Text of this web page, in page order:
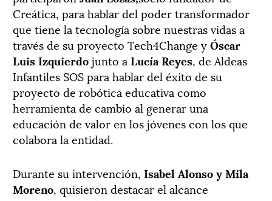
Creática, para hablar del poder transformador
que tiene la tecnología sobre nuestras vidas a
través de su proyecto Tech4Change yÓscar
Luis Izquierdojunto a Lucía Reyes, de Aldeas
Infantiles SOS para hablar del éxito de su
proyecto de robótica educativa como
herramienta de cambio al generar una
educación de valor en los jóvenes con los que
colabora la entidad.
Durante su intervención, Isabel Alonso y Mila
Moreno, quisieron destacar el alcance